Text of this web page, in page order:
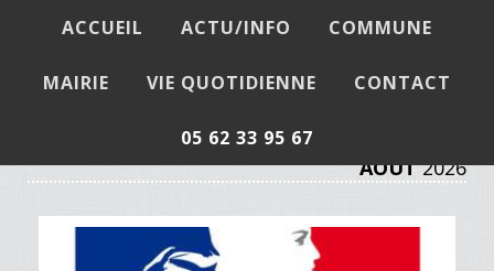
ACCUEIL ACTU/INFO COMMUNE
MAIRIE VIE QUOTIDIENNE CONTACT
05 62 33 95 67
Actualités / Infos
AOUT2026